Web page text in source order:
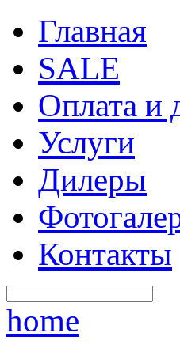
Главная
SALE
Оплата и
Услуги
Дилеры
Контакты
home